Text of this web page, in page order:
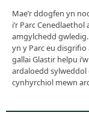
Mae’r ddogfen yn
i’r Parc
amgylchedd
yn y Parc eu
gallai Glastir helpu
ardaloedd
cynhyrchiol mewn